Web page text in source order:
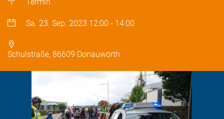
Sa. 23. Sep. 2023 12:00 - 14:00
Schulstraße, 86609 Donauwörth